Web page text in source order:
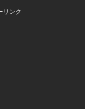
リンク